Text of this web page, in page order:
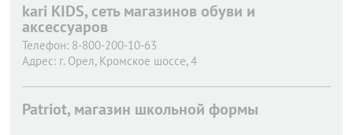
kari KIDS, сеть магазинов обуви и
аксессуаров
Телефон: 8-800-200-10-63
Адрес: г. Орел, Кромское шоссе, 4
Patriot, магазин школьной формы